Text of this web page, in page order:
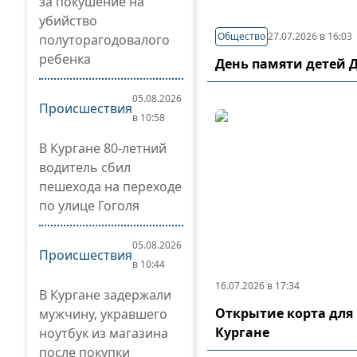
убийство
полуторагодовалого
ребенка
Происшествия
05.08.2026
в 10:58
В Кургане 80-летний
водитель сбил
пешехода на переходе
по улице Гоголя
Происшествия
05.08.2026
в 10:44
В Кургане задержали
мужчину, укравшего
ноутбук из магазина
после покупки
Общество27.07.2026 в 16:03
День памяти детей
16.07.2026 в 17:34
Открытие корта для
Кургане